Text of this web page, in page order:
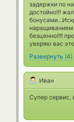
задержки по
достойно!!!
наращиванием
безценно!!!!
уверяю вас
Развернуть (4)
Иван
Супер сервис,